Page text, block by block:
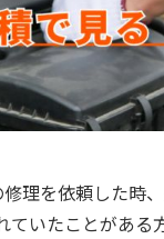
理を依頼した時
ていたことがあ